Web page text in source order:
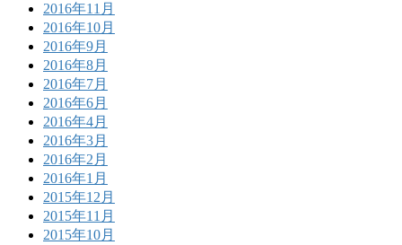
2016年11月
2016年10月
2016年9月
2016年8月
2016年7月
2016年6月
2016年4月
2016年3月
2016年2月
2016年1月
2015年12月
2015年11月
2015年10月